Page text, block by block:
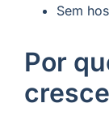
Sem
Por